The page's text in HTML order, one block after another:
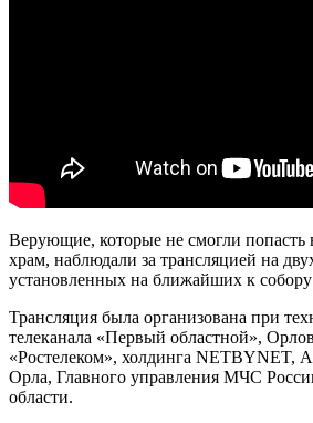
Верующие, которые не смогли попасть
храм, наблюдали за трансляцией на
установленных на ближайших к
Трансляция была организована при
телеканала «Первый областной»,
«Ростелеком», холдинга NETBYNET,
Орла, Главного управления МЧС
области.